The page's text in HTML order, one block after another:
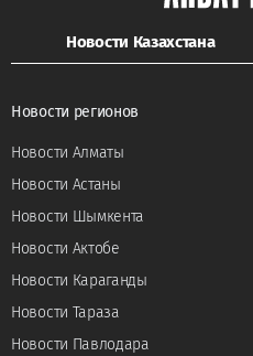
Новости Казахстана
Новости регионов
Новости Алматы
Новости Астаны
Новости Шымкента
Новости Актобе
Новости Караганды
Новости Тараза
Новости Павлодара